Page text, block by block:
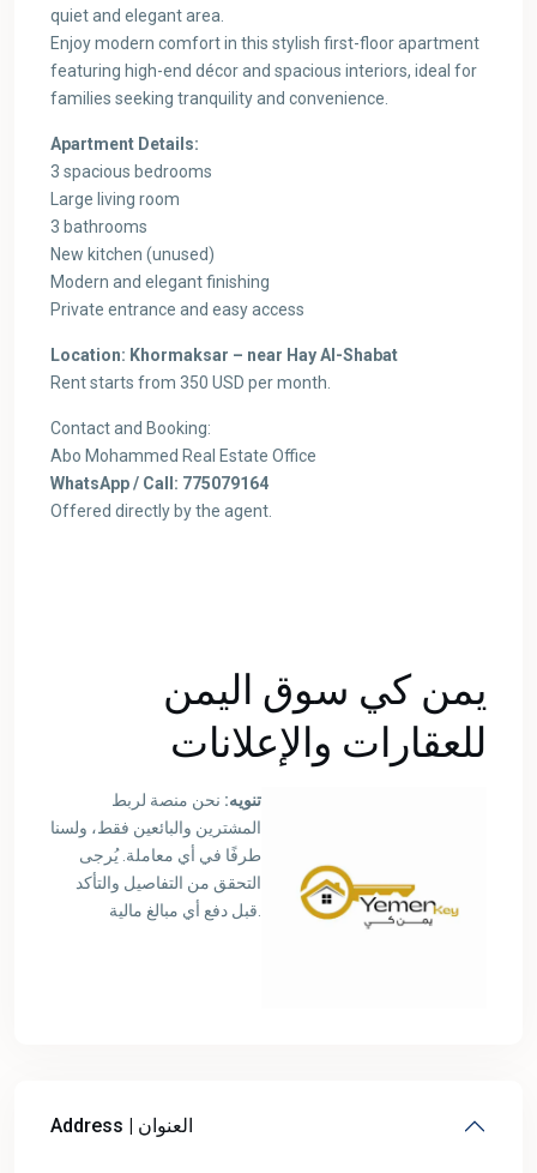
quiet and elegant area.
Enjoy modern comfort in this stylish first-floor apartment
featuring high-end décor and spacious interiors, ideal for
families seeking tranquility and convenience.
Apartment Details:
3 spacious bedrooms
Large living room
3 bathrooms
New kitchen (unused)
Modern and elegant finishing
Private entrance and easy access
Location: Khormaksar – near Hay Al-Shabat
Rent starts from 350 USD per month.
Contact and Booking:
Abo Mohammed Real Estate Office
WhatsApp / Call: 775079164
Offered directly by the agent.
يمن كي سوق اليمن
للعقارات والإعلانات
تنويه: نحن منصة لربط
المشترين والبائعين فقط، ولسنا
طرفًا في أي معاملة. يُرجى
التحقق من التفاصيل والتأكد
قبل دفع أي مبالغ مالية.
Address | العنوان